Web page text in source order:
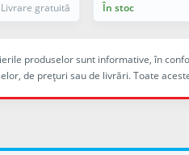
Livrare gratuită În stoc
produselor sunt informative, în
de preţuri sau de livrări. Toate